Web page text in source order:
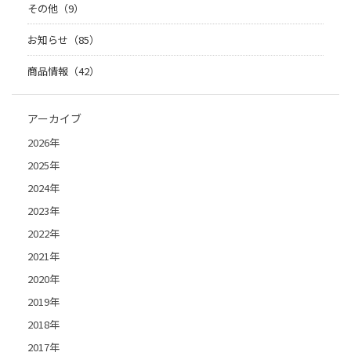
その他（9）
お知らせ（85）
商品情報（42）
アーカイブ
2026年
2025年
2024年
2023年
2022年
2021年
2020年
2019年
2018年
2017年